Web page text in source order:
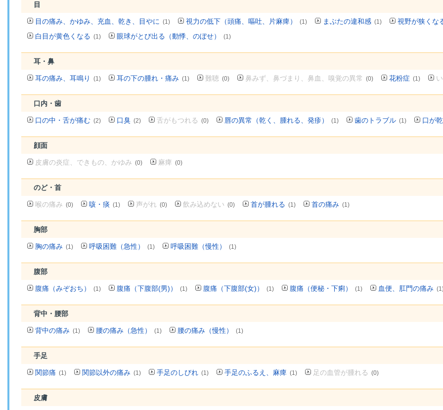
目
目の痛み、かゆみ、充血、乾き、目やに (1) 視力の低下（頭痛、嘔吐、片麻痺） (1) まぶたの違和感 (1) 視野が狭くな
白目が黄色くなる (1) 眼球がとび出る（動悸、のぼせ） (1)
耳・鼻
耳の痛み、耳鳴り (1) 耳の下の腫れ・痛み (1) 難聴 (0) 鼻みず、鼻づまり、鼻血、嗅覚の異常 (0) 花粉症 (1)
口内・歯
口の中・舌が痛む (2) 口臭 (2) 舌がもつれる (0) 唇の異常（乾く、腫れる、発疹） (1) 歯のトラブル (1) 口が乾
顔面
皮膚の炎症、できもの、かゆみ (0) 麻痺 (0)
のど・首
喉の痛み (0) 咳・痰 (1) 声がれ (0) 飲み込めない (0) 首が腫れる (1) 首の痛み (1)
胸部
胸の痛み (1) 呼吸困難（急性） (1) 呼吸困難（慢性） (1)
腹部
腹痛（みぞおち） (1) 腹痛（下腹部(男)） (1) 腹痛（下腹部(女)） (1) 腹痛（便秘・下痢） (1) 血便、肛門の痛み
背中・腰部
背中の痛み (1) 腰の痛み（急性） (1) 腰の痛み（慢性） (1)
手足
関節痛 (1) 関節以外の痛み (1) 手足のしびれ (1) 手足のふるえ、麻痺 (1) 足の血管が腫れる (0)
皮膚